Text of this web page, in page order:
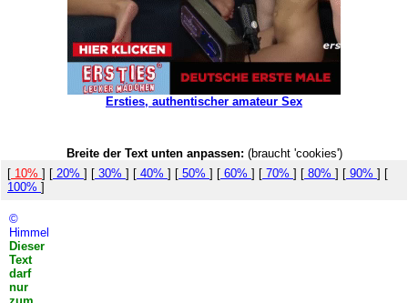
Ersties, authentischer amateur Sex
Breite der Text unten anpassen: (braucht 'cookies')
[ 10% ] [ 20% ] [ 30% ] [ 40% ] [ 50% ] [ 60% ] [ 70% ] [ 80% ] [ 90% ] [
100% ]
©
Himmel
Dieser
Text
darf
nur